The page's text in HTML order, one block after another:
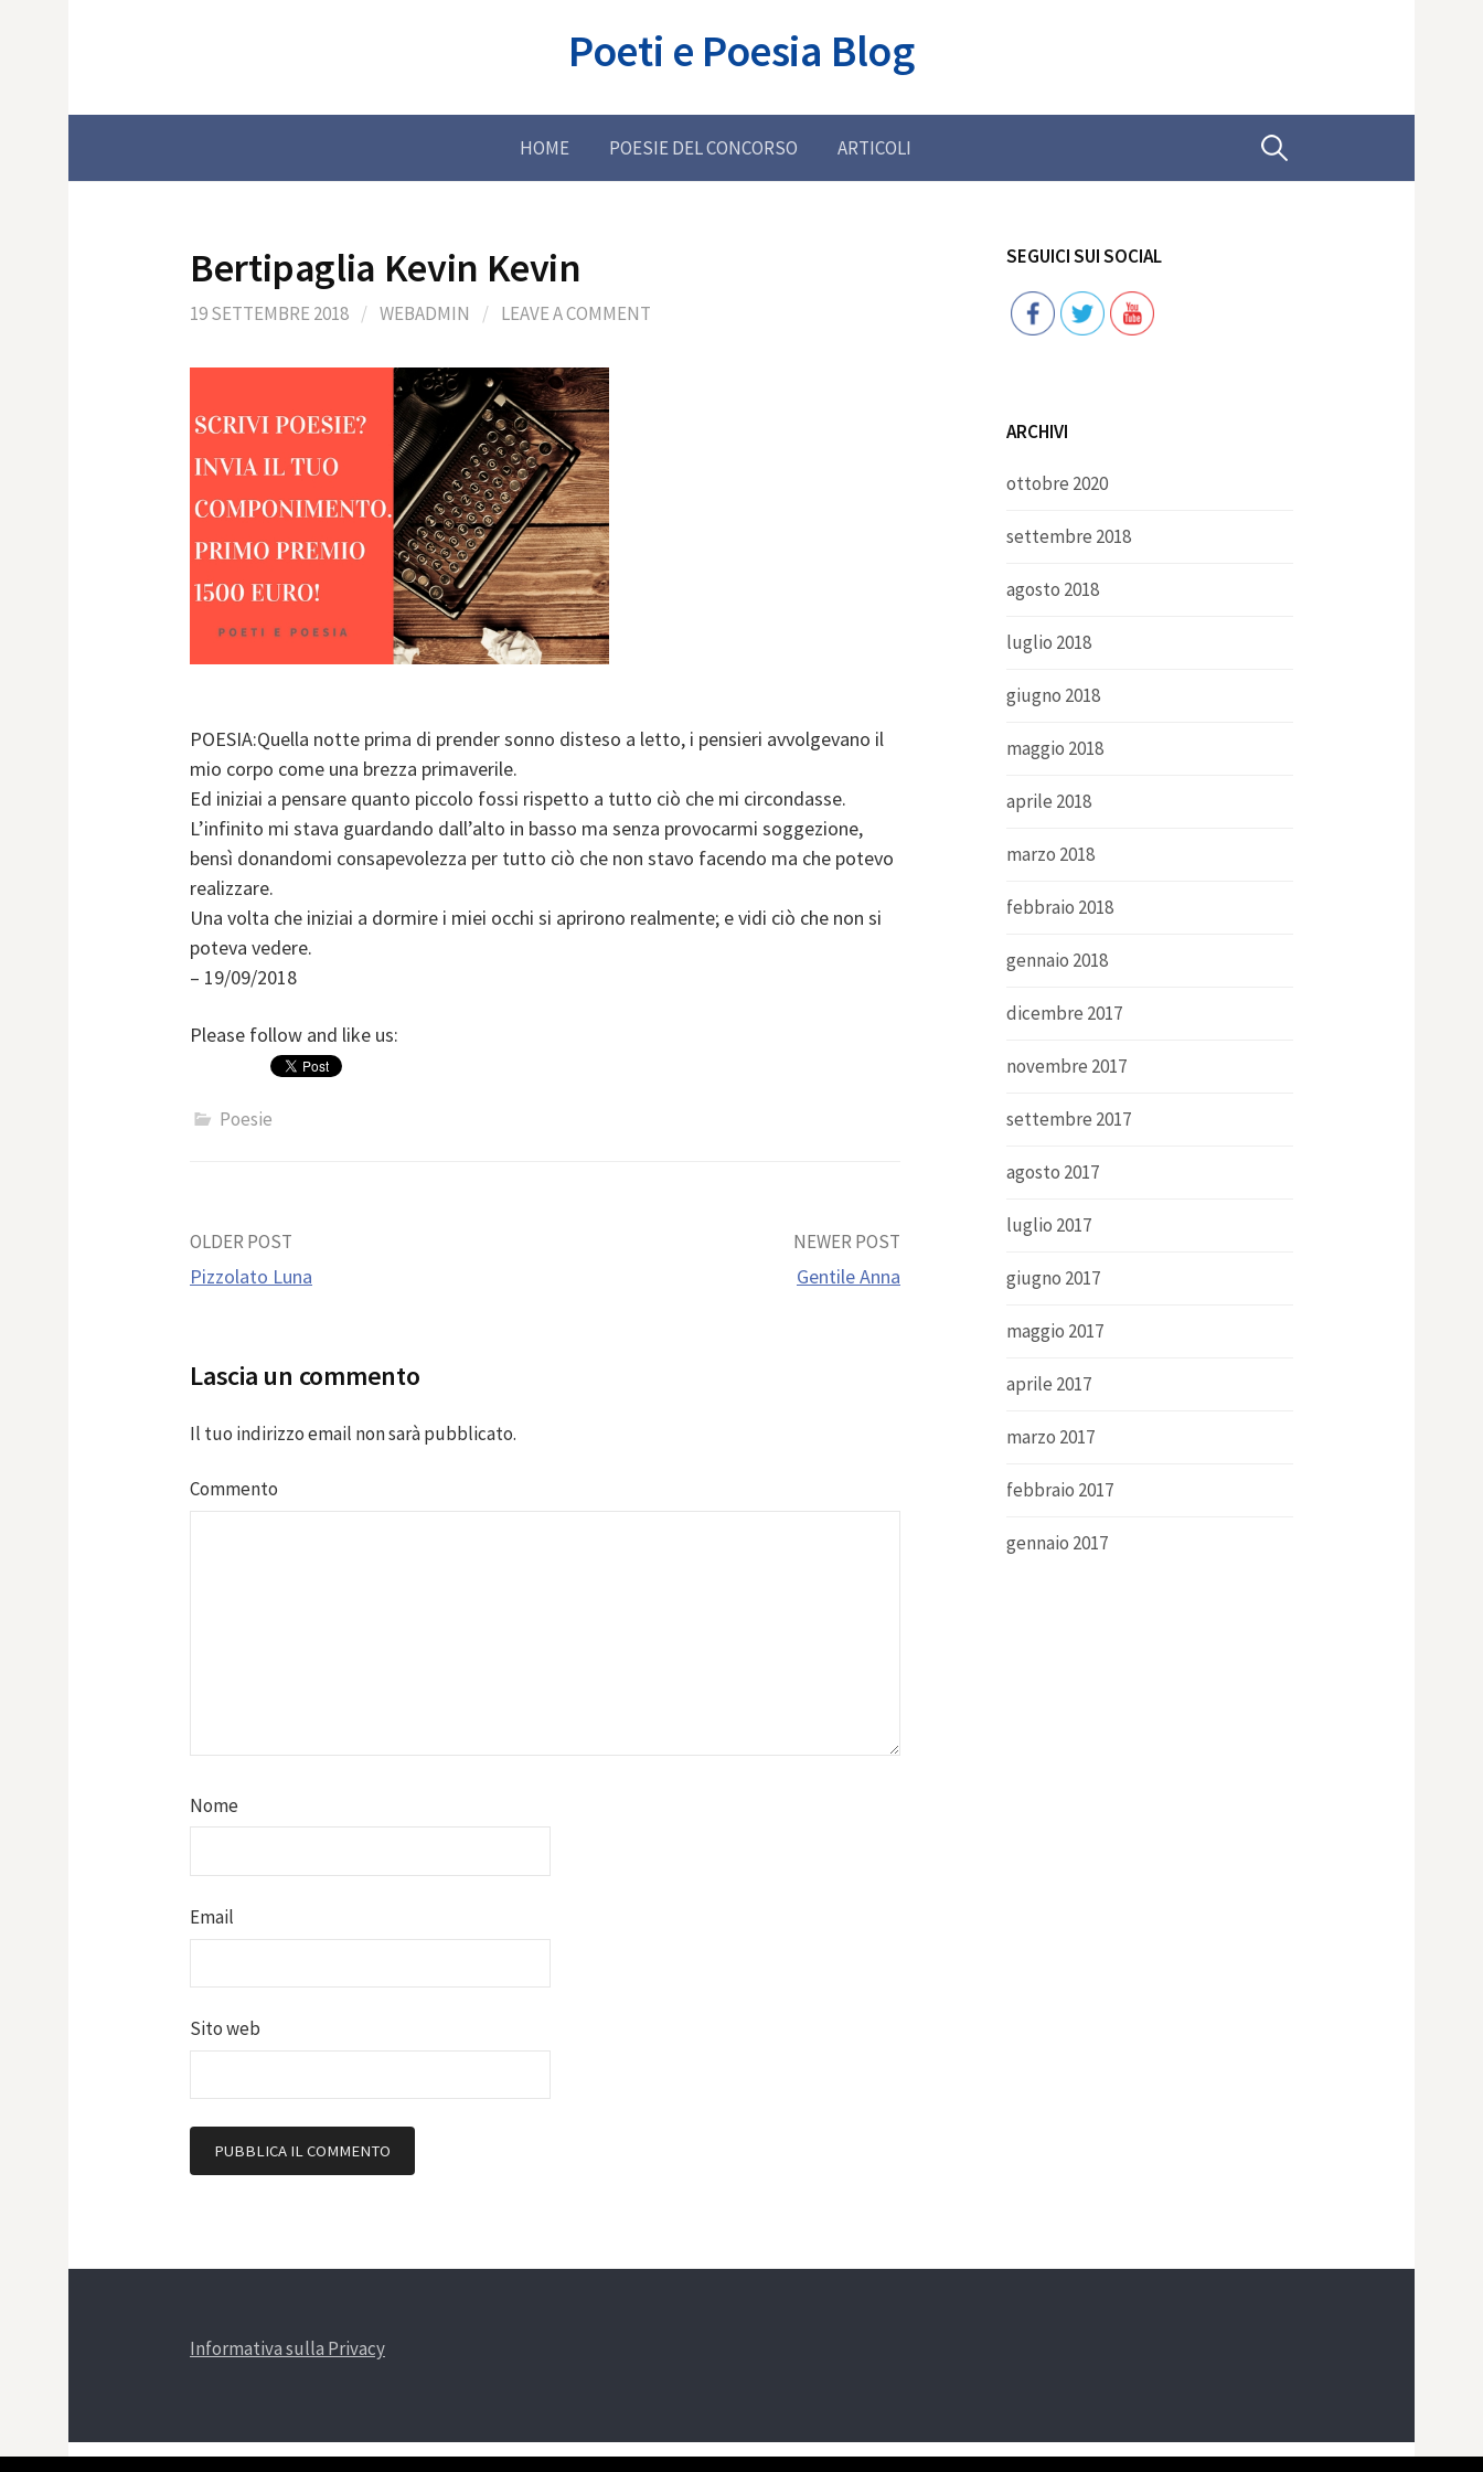
Poeti e Poesia Blog
HOME POESIE DEL CONCORSO ARTICOLI Ricerca
Bertipaglia Kevin Kevin
19 SETTEMBRE 2018 / WEBADMIN / LEAVE A COMMENT
POESIA:Quella notte prima di prender sonno disteso a letto, i pensieri avvolgevano il
mio corpo come una brezza primaverile.
Ed iniziai a pensare quanto piccolo fossi rispetto a tutto ciò che mi circondasse.
L’infinito mi stava guardando dall’alto in basso ma senza provocarmi soggezione,
bensì donandomi consapevolezza per tutto ciò che non stavo facendo ma che potevo
realizzare.
Una volta che iniziai a dormire i miei occhi si aprirono realmente; e vidi ciò che non si
poteva vedere.
– 19/09/2018
Please follow and like us:
Poesie
Post
OLDER POST
Pizzolato Luna
NEWER POST
Gentile Anna
Lascia un commento
Il tuo indirizzo email non sarà pubblicato.
Commento
Nome
Email
Sito web
SEGUICI SUI SOCIAL
Follow
ARCHIVI
ottobre 2020
settembre 2018
agosto 2018
luglio 2018
giugno 2018
maggio 2018
aprile 2018
marzo 2018
febbraio 2018
gennaio 2018
dicembre 2017
novembre 2017
settembre 2017
agosto 2017
luglio 2017
giugno 2017
maggio 2017
aprile 2017
marzo 2017
febbraio 2017
gennaio 2017
Informativa sulla Privacy